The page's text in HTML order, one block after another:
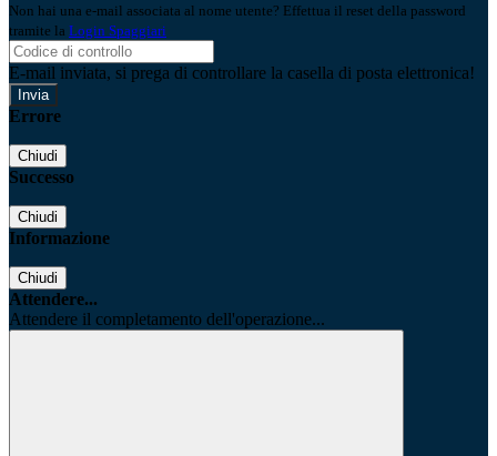
Non hai una e-mail associata al nome utente? Effettua il reset della password
tramite la Login Spaggiari
E-mail inviata, si prega di controllare la casella di posta elettronica!
Errore
Chiudi
Successo
Chiudi
Informazione
Chiudi
Attendere...
Attendere il completamento dell'operazione...